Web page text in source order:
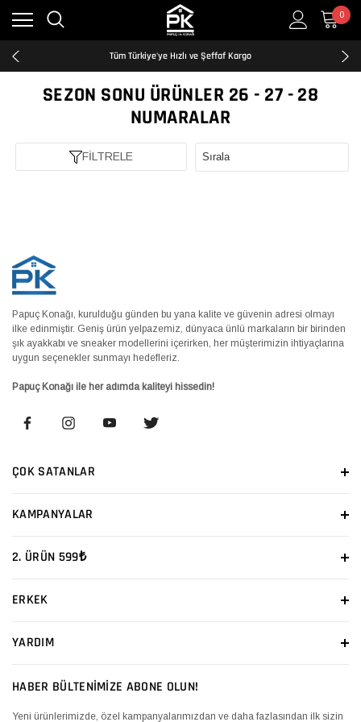
0
Kredi Kartına Taksit İmkanı
2500₺ ve Üzeri Ücretsiz Kargo
Tüm Türkiye'ye Hızlı ve Şeffaf Kargo
Kredi Kartına Taksit İmkanı
2500₺ ve Üzeri Ücretsiz Kargo
Tüm Türkiye'ye Hızlı ve Şeffaf Kargo
Kredi Kartına Taksit İmkanı
SEZON SONU ÜRÜNLER 26 - 27 - 28
NUMARALAR
FİLTRELE
Papuç Konağı, kurulduğu günden bu yana kalite ve güvenin adresi olmayı
ilke edinmiştir. Geniş ürün yelpazemiz, dünyaca ünlü markaların bir birinden
şık ayakkabı ve sneaker modellerini içerirken, her müşterimizin ihtiyaçlarına
uygun seçenekler sunmayı hedefleriz.
Papuç Konağı ile her adımda kaliteyi hissedin!
ÇOK SATANLAR
KAMPANYALAR
2. ÜRÜN 599₺
ERKEK
YARDIM
HABER BÜLTENİMİZE ABONE OLUN!
Yeni ürünlerimizde, özel kampanyalarımızdan ve daha fazlasından ilk sizin